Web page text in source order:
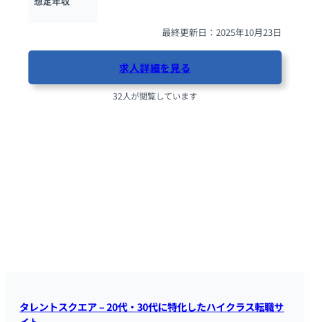
最終更新日：2025年10月23日
求人詳細を見る
32人が閲覧しています
タレントスクエア – 20代・30代に特化したハイクラス転職サ